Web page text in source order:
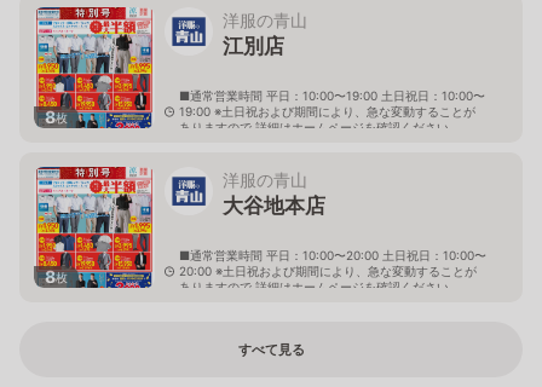
8枚
洋服の青山
江別店
■通常営業時間 平日：10:00〜19:00 土日祝日：10:00〜
19:00 ※土日祝および期間により、急な変動することが
ありますので 詳細はホームページを確認ください
8枚
洋服の青山
大谷地本店
■通常営業時間 平日：10:00〜20:00 土日祝日：10:00〜
20:00 ※土日祝および期間により、急な変動することが
ありますので 詳細はホームページを確認ください
すべて見る